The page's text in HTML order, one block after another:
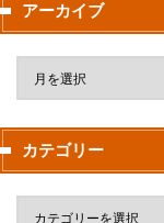
アーカイブ
カテゴリー